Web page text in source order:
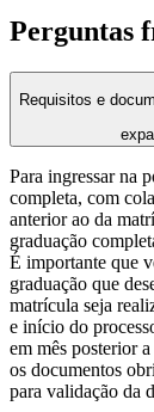
Perguntas
Requisitos e
Para ingressar na
completa, com
anterior ao da
graduação
É importante que
graduação que
matrícula seja
e início do
em mês posterior
os documentos
para validação da